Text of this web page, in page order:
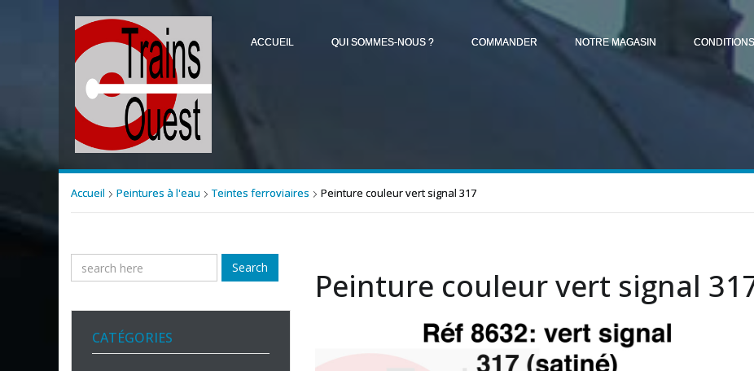
ACCUEIL QUI SOMMES-NOUS ? COMMANDER NOTRE MAGASIN
Accueil Peintures à l'eau Teintes ferroviaires Peinture couleur vert signal 317
Search
CATÉGORIES
Peinture couleur vert signal